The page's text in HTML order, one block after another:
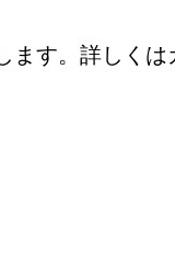
す。詳しくは